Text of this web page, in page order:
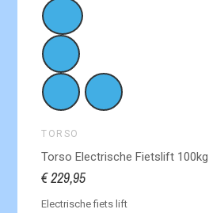
TORSO
Torso Electrische Fietslift
€ 229,95
Electrische fiets lift